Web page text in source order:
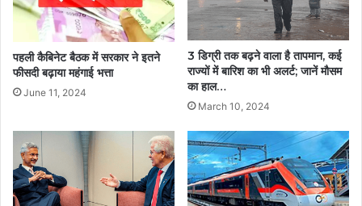
पहली कैबिनेट बैठक में सरकार ने इतने
फीसदी बढ़ाया महंगाई भत्ता
June 11, 2024
3 डिग्री तक बढ़ने वाला है तापमान, कई
राज्यों में बारिश का भी अलर्ट; जानें मौसम
का हाल…
March 10, 2024